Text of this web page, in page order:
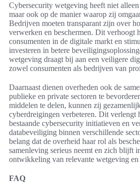
Cybersecurity wetgeving heeft niet
maar ook op de manier waarop zij
Bedrijven moeten transparant zijn over
verwerken en beschermen. Dit verhoogt
consumenten in de digitale markt en
investeren in betere
wetgeving draagt bij aan een veiligere
zowel consumenten als bedrijven van
Daarnaast dienen overheden ook de
publieke en private sectoren te
middelen te delen, kunnen zij
cyberdreigingen verbeteren. Dit verlengt
bestaande cybersecurity initiatieven en
databeveiliging binnen verschillende
belang dat de overheid haar rol als
samenleving serieus neemt en zich blijft
ontwikkeling van relevante wetgeving en
FAQ